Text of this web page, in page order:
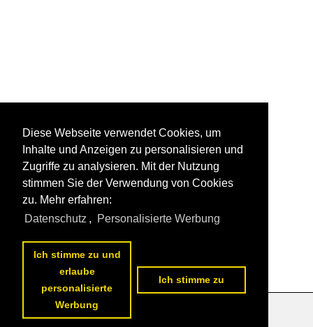
Datenschutzerklärung
Diese Webseite verwendet Cookies, um
Inhalte und Anzeigen zu personalisieren und
Zugriffe zu analysieren. Mit der Nutzung
stimmen Sie der Verwendung von Cookies
zu. Mehr erfahren:
Datenschutz , Personalisierte Werbung
Ich stimme zu und
erlaube
personalisierte
Werbung
Ich stimme zu